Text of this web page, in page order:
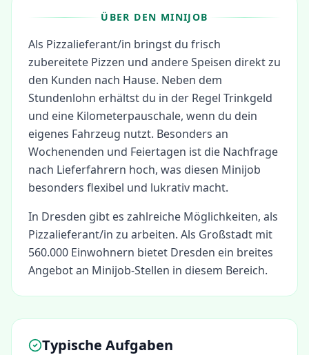
ÜBER DEN MINIJOB
Als Pizzalieferant/in bringst du frisch
zubereitete Pizzen und andere Speisen direkt zu
den Kunden nach Hause. Neben dem
Stundenlohn erhältst du in der Regel Trinkgeld
und eine Kilometerpauschale, wenn du dein
eigenes Fahrzeug nutzt. Besonders an
Wochenenden und Feiertagen ist die Nachfrage
nach Lieferfahrern hoch, was diesen Minijob
besonders flexibel und lukrativ macht.
In Dresden gibt es zahlreiche Möglichkeiten, als
Pizzalieferant/in zu arbeiten. Als Großstadt mit
560.000 Einwohnern bietet Dresden ein breites
Angebot an Minijob-Stellen in diesem Bereich.
Typische Aufgaben